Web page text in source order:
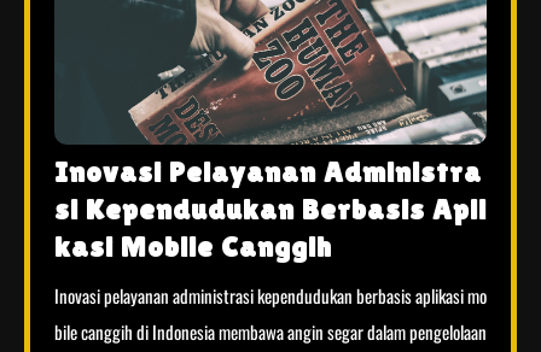
Inovasi Pelayanan Administra
si Kependudukan Berbasis Apli
kasi Mobile Canggih
Inovasi pelayanan administrasi kependudukan berbasis aplikasi mo
bile canggih di Indonesia membawa angin segar dalam pengelolaan